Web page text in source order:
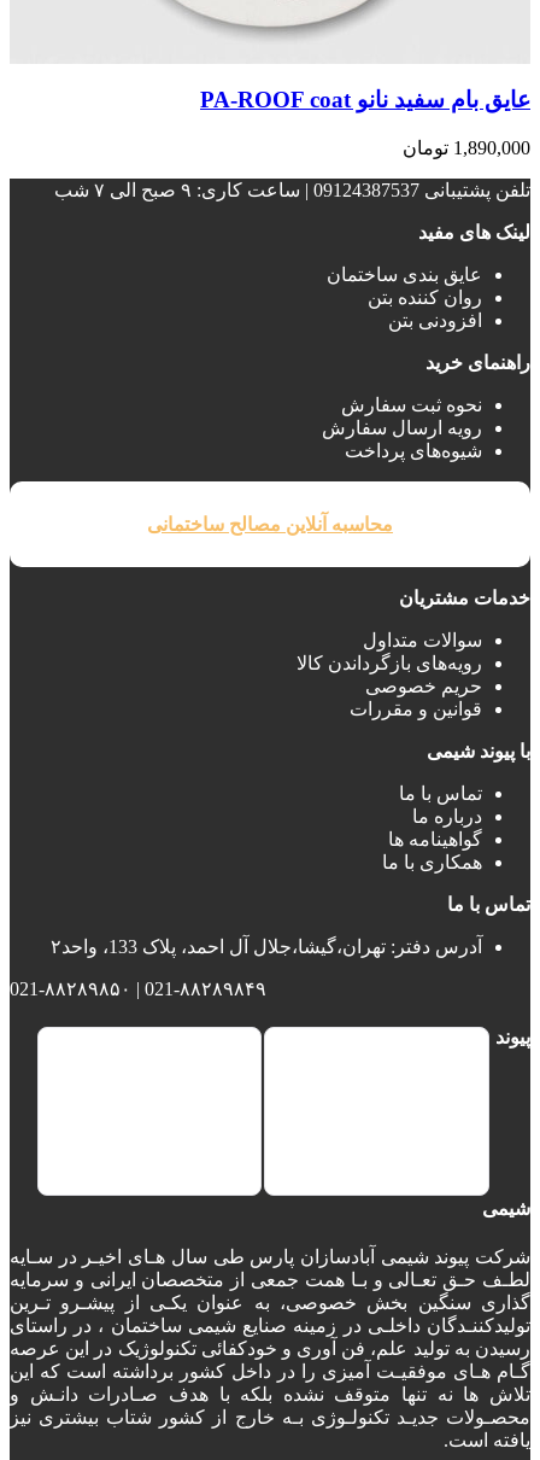
عایق بام سفید نانو PA-ROOF coat
1,890,000 تومان
تلفن پشتیبانی 09124387537 | ساعت کاری: ۹ صبح الی ۷ شب
لینک های مفید
عایق بندی ساختمان‌
روان کننده بتن
افزودنی بتن
راهنمای خرید
نحوه ثبت سفارش
رویه ارسال سفارش
شیوه‌های پرداخت
محاسبه آنلاین مصالح ساختمانی
خدمات مشتریان
سوالات متداول
رویه‌های بازگرداندن کالا
حریم خصوصی
قوانین و مقررات
با پیوند شیمی
تماس با ما
درباره ما
گواهینامه ها
همکاری با ما
تماس با ما
آدرس دفتر: تهران،گیشا،جلال آل احمد، پلاک 133، واحد۲
021-۸۸۲۸۹۸۴۹ | 021-۸۸۲۸۹۸۵۰
پیوند
شیمی
شرکت پیوند شیمی آبادسازان پارس طی سال هـای اخیـر در سـایه
لطـف حـق تعـالی و بـا همت جمعی از متخصصان ایرانی و سرمایه
گذاری سنگین بخش خصوصی، به عنوان یکـی از پیشـرو تـرین
تولیدکننـدگان داخلـی در زمینه صنایع شیمی ساختمان ، در راستای
رسیدن به تولید علم، فن آوری و خودکفائی تکنولوژیک در این عرصه
گـام هـای موفقیـت آمیزی را در داخل کشور برداشته است که این
تلاش ها نه تنها متوقف نشده بلکه با هدف صـادرات دانـش و
محصـولات جدیـد تکنولـوژی بـه خارج از کشور شتاب بیشتری نیز
یافته است.